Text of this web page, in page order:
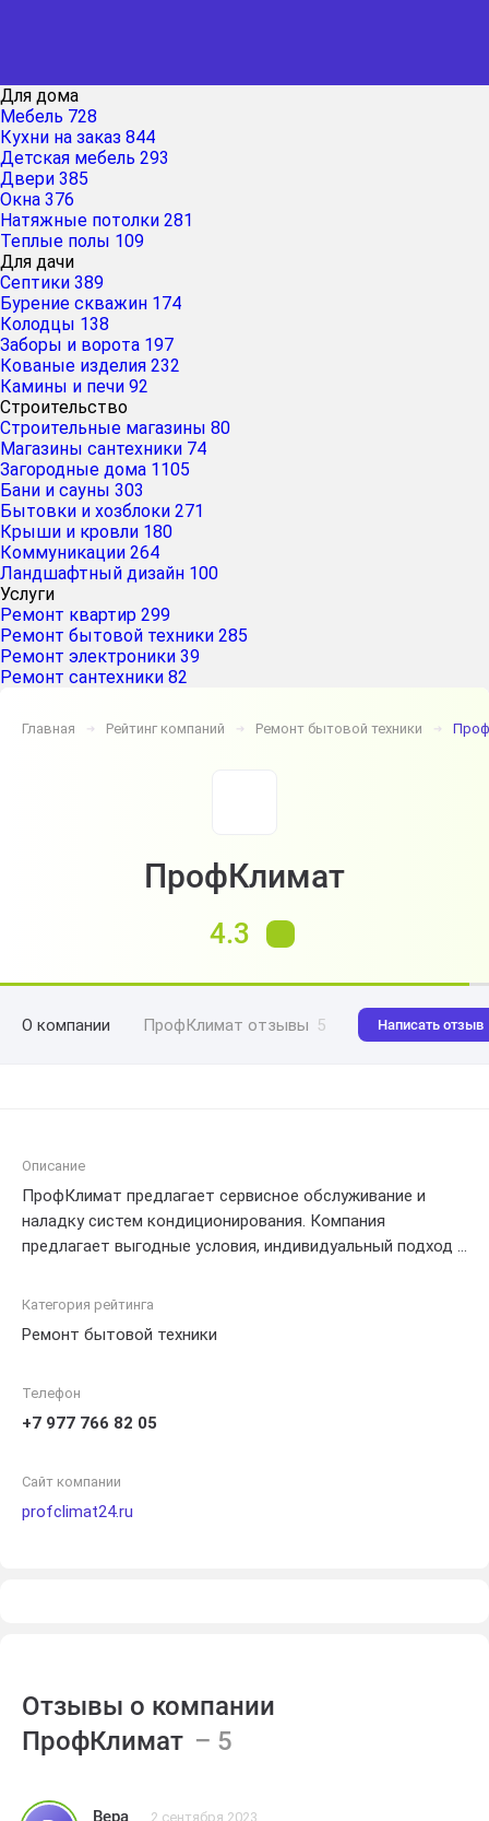
Для дома
Мебель 728
Кухни на заказ 844
Детская мебель 293
Двери 385
Окна 376
Натяжные потолки 281
Теплые полы 109
Для дачи
Септики 389
Бурение скважин 174
Колодцы 138
Заборы и ворота 197
Кованые изделия 232
Камины и печи 92
Строительство
Строительные магазины 80
Магазины сантехники 74
Загородные дома 1105
Бани и сауны 303
Бытовки и хозблоки 271
Крыши и кровли 180
Коммуникации 264
Ландшафтный дизайн 100
Услуги
Ремонт квартир 299
Ремонт бытовой техники 285
Ремонт электроники 39
Ремонт сантехники 82
Главная ➔ Рейтинг компаний ➔ Ремонт бытовой техники ➔
ПрофКлимат
4.3
О компании ПрофКлимат отзывы 5 Написать отзыв
Описание
ПрофКлимат предлагает сервисное обслуживание и
наладку систем кондиционирования. Компания
предлагает выгодные условия, индивидуальный подход и
минимальные сроки выполнения работ, а также выезд
Категория рейтинга
Ремонт бытовой техники
Телефон
+7 977 766 82 05
Сайт компании
profclimat24.ru
Отзывы о компании
ПрофКлимат
Вера 2 сентября 2023